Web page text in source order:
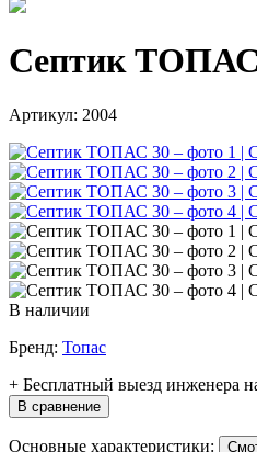
Септик
Артикул: 2004
В наличии
Бренд: Топас
+ Бесплатный выезд инженера
В сравнение
Основные характеристики: